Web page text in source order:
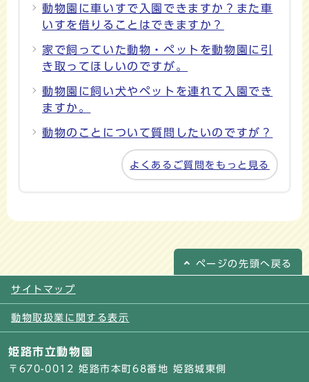
動物園に車いすで入園できますか？また車
いすを借りることはできますか？
家で飼っていた動物・ペットを動物園に引
き取ってほしいのですが。
動物園に飼い犬やペットを連れて入園でき
ますか。
動物のことについて質問したいのですが？
よくあるご質問をもっと見る
ページの 先頭へ戻る
サイトマップ
動物取扱業に関する表示
姫路市立動物園
〒670-0012 姫路市本町68番地 姫路城東側